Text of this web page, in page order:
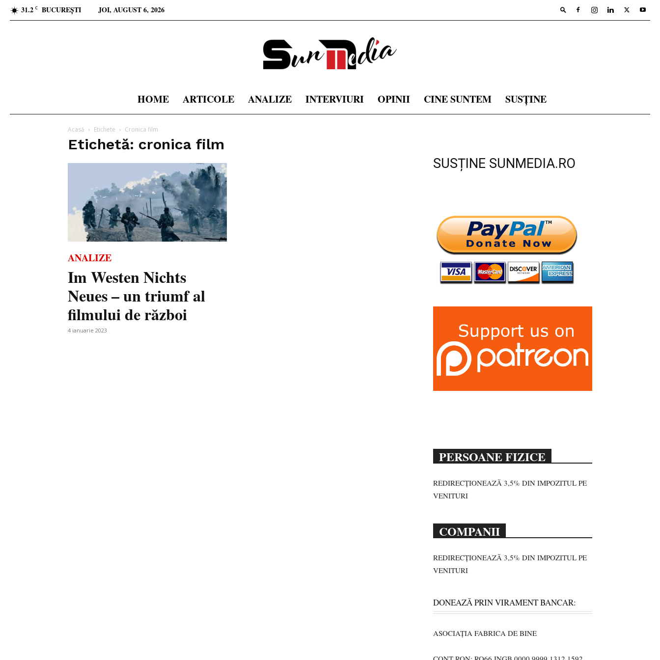
31.2 C BUCUREȘTI JOI, AUGUST 6, 2026
sunmedia.ro
HOME ARTICOLE ANALIZE INTERVIURI OPINII CINE SUNTEM SUSȚINE
Acasă Etichete Cronica film
Etichetă: cronica film
ANALIZE
Im Westen Nichts
Neues – un triumf al
filmului de război
4 ianuarie 2023
SUSȚINE SUNMEDIA.RO
PERSOANE FIZICE
REDIRECȚIONEAZĂ 3,5% DIN IMPOZITUL PE
VENITURI
COMPANII
REDIRECȚIONEAZĂ 3,5% DIN IMPOZITUL PE
VENITURI
DONEAZĂ PRIN VIRAMENT BANCAR:
ASOCIAȚIA FABRICA DE BINE